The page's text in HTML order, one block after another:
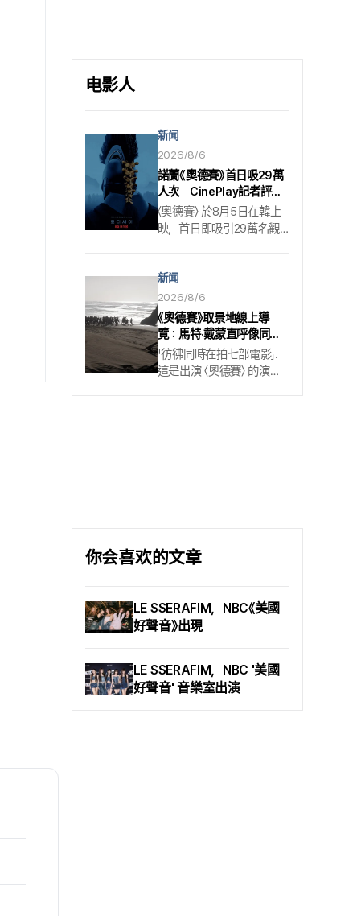
电影人
新闻
2026/8/6
諾蘭《奧德賽》首日吸29萬
人次 CinePlay記者評：
好看也反戰
〈奧德賽〉 於8月5日在韓上
映，首日即吸引29萬名觀
執導，馬特·戴蒙、湯姆·霍
蘭德、安海瑟薇、羅伯特·
帕丁森、詹達雅·科爾曼、
莎曼莎·莫頓、查理茲·塞隆
等人主演的這部電影，將希
臘的英雄史詩 「奧德賽亞」
移上銀幕. 故事描寫的是在
著. 」這已經不算新鮮，但放
諸諾蘭整體電影作品的主
索. 從 〈全面啟動〉(2010)、
〈星際效應〉(2014)到 〈敦克
爾克〉(2017)，他的角色總
名大噪的作品 〈記憶拼圖〉
(2001) 以倒敘時間與失憶
新闻
2026/8/6
《奧德賽》取景地線上導
覽：馬特·戴蒙直呼像同時
拍七部片
「彷彿同時在拍七部電影」.
這是出演 〈奧德賽〉 的演員
那麼， 〈奧德賽〉 究竟在哪
德賽〉線上導覽」. 文中提到
的景點以及全片完整取景
作為奧德修斯王（馬特·戴
蒙）壯闊旅程、同時宣告漫
你会喜欢的文章
LE SSERAFIM，NBC《美國
好聲音》出現
LE SSERAFIM，NBC '美國
好聲音' 音樂室出演